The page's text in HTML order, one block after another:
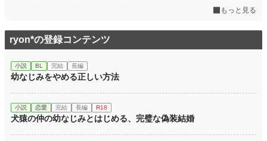
もっと見る
ryon*の登録コンテンツ
小説 BL 完結 長編
幼なじみをやめる正しい方法
小説 恋愛 完結 長編 R18
犬猿の仲の幼なじみとはじめる、完璧な偽装結婚